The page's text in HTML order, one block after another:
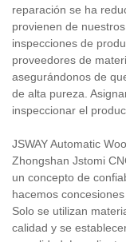
reparación se ha
provienen de
inspecciones de
proveedores de
asegurándonos de
de alta pureza.
inspeccionar el
JSWAY Automatic
Zhongshan Jstomi
un concepto de
hacemos
Solo se utilizan
calidad y se